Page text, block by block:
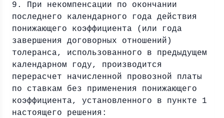
9. При некомпенсации по окончании
последнего календарного года действия
понижающего коэффициента (или года
завершения договорных отношений)
толеранса, использованного в предыдущем
календарном году, производится
перерасчет начисленной провозной платы
по ставкам без применения понижающего
коэффициента, установленного в пункте 1
настоящего решения: